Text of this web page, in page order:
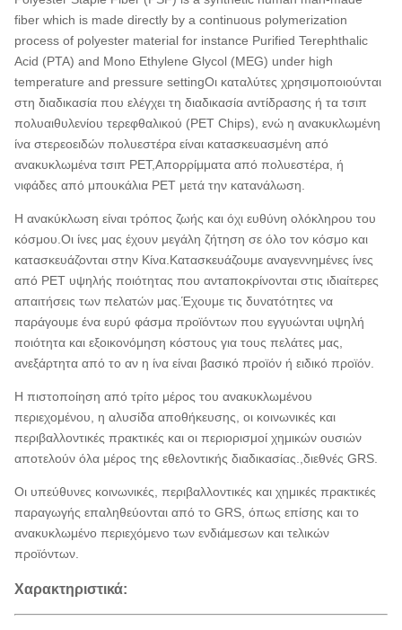
fiber which is made directly by a continuous polymerization
process of polyester material for instance Purified Terephthalic
Acid (PTA) and Mono Ethylene Glycol (MEG) under high
temperature and pressure settingΟι καταλύτες χρησιμοποιούνται
στη διαδικασία που ελέγχει τη διαδικασία αντίδρασης ή τα τσιπ
πολυαιθυλενίου τερεφθαλικού (PET Chips), ενώ η ανακυκλωμένη
ίνα στερεοειδών πολυεστέρα είναι κατασκευασμένη από
ανακυκλωμένα τσιπ PET,Απορρίμματα από πολυεστέρα, ή
νιφάδες από μπουκάλια PET μετά την κατανάλωση.
Η ανακύκλωση είναι τρόπος ζωής και όχι ευθύνη ολόκληρου του
κόσμου.Οι ίνες μας έχουν μεγάλη ζήτηση σε όλο τον κόσμο και
κατασκευάζονται στην Κίνα.Κατασκευάζουμε αναγεννημένες ίνες
από PET υψηλής ποιότητας που ανταποκρίνονται στις ιδιαίτερες
απαιτήσεις των πελατών μας.Έχουμε τις δυνατότητες να
παράγουμε ένα ευρύ φάσμα προϊόντων που εγγυώνται υψηλή
ποιότητα και εξοικονόμηση κόστους για τους πελάτες μας,
ανεξάρτητα από το αν η ίνα είναι βασικό προϊόν ή ειδικό προϊόν.
Η πιστοποίηση από τρίτο μέρος του ανακυκλωμένου
περιεχομένου, η αλυσίδα αποθήκευσης, οι κοινωνικές και
περιβαλλοντικές πρακτικές και οι περιορισμοί χημικών ουσιών
αποτελούν όλα μέρος της εθελοντικής διαδικασίας.,διεθνές GRS.
Οι υπεύθυνες κοινωνικές, περιβαλλοντικές και χημικές πρακτικές
παραγωγής επαληθεύονται από το GRS, όπως επίσης και το
ανακυκλωμένο περιεχόμενο των ενδιάμεσων και τελικών
προϊόντων.
Χαρακτηριστικά: